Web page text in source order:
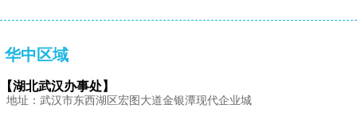
华中区域
【湖北武汉办事处】
地址：武汉市东西湖区宏图大道金银潭现代企业城